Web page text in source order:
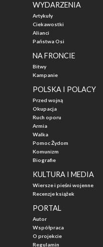
WYDARZENIA
Artykuły
Ciekawostki
Alianci
Państwa Osi
NA FRONCIE
Bitwy
Kampanie
POLSKA I POLACY
Przed wojną
Okupacja
Ruch oporu
Armia
Walka
Pomoc Żydom
Komunizm
Biografie
KULTURA I MEDIA
Wiersze i pieśni wojenne
Recenzje książek
PORTAL
Autor
Współpraca
O projekcie
Regulamin